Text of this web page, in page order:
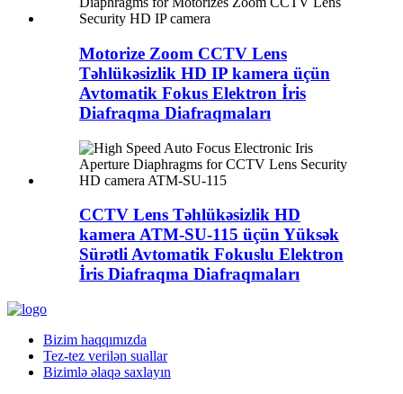
Motorize Zoom CCTV Lens
Təhlükəsizlik HD IP kamera üçün
Avtomatik Fokus Elektron İris
Diafraqma Diafraqmaları
CCTV Lens Təhlükəsizlik HD
kamera ATM-SU-115 üçün Yüksək
Sürətli Avtomatik Fokuslu Elektron
İris Diafraqma Diafraqmaları
Bizim haqqımızda
Tez-tez verilən suallar
Bizimlə əlaqə saxlayın